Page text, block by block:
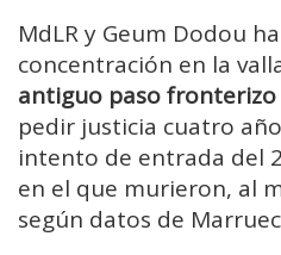
MdLR y Geum Dodou
concentración en la
antiguo paso
pedir justicia cuatro
intento de entrada del
en el que murieron, al
según datos de